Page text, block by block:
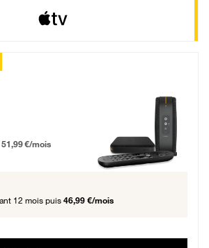
Fibre
12 mois puis 51,99 € par mois, Engagement 12 mois
51,99 €/mois
12 mois puis 46,99 €/mois